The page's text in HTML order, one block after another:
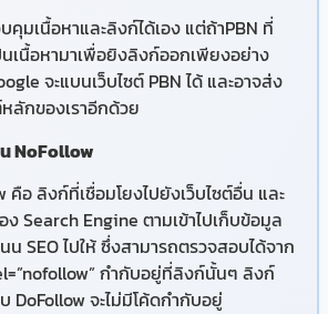
คุมเนื้อหาและลิงก์ได้เอง แต่ถ้าPBN ที่
นื้อหามาเพื่อยิงลิงก์ออกเพียงอย่าง
จะแบนเว็บไซต์ PBN ได้ และอาจส่ง
ลักของเราอีกด้วย
NoFollow
คือลิงก์ที่เชื่อมโยงไปยังเว็บไซต์อื่น และ
ง Search Engine ตามเข้าไปเก็บข้อมูล
น SEO ไปให้ ซึ่งสามารถตรวจสอบได้จาก
กำกับอยู่ที่ลิงก์นั้นๆ ลิงก์
DoFollow จะไม่มีโค้ดกำกับอยู่